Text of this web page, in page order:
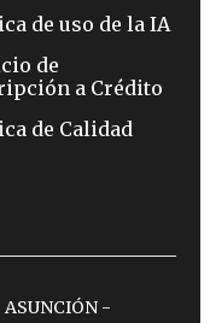
de uso de la IA
de
a Crédito
de Calidad
-